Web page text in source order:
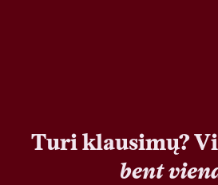
Turi klausimų?
bent